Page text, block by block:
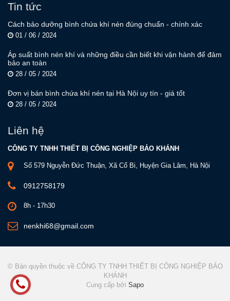
Tin tức
Cách bảo dưỡng bình chứa khí nén đúng chuẩn - chính xác
01 / 06 / 2024
Áp suất bình nén khí và những điều cần biết khi vận hành để đảm
bảo an toàn
28 / 05 / 2024
Đơn vị bán bình chứa khí nén tại Hà Nội uy tín - giá tốt
28 / 05 / 2024
Liên hệ
CÔNG TY TNHH THIẾT BỊ CÔNG NGHIỆP BẢO KHÁNH
Số 579 Nguyễn Đức Thuận, Xã Cổ Bi, Huyện Gia Lâm, Hà Nội
0912758179
8h - 17h30
nenkhi68@gmail.com
© Bản quyền thuộc về CÔNG TY TNHH THIẾT BỊ CÔNG NGHIỆP BẢO
KHÁNH
Cung cấp bởi Sapo